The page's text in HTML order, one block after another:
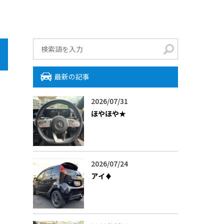
最新の記事
2026/07/31
ほやほや★
2026/07/24
アイ♦️